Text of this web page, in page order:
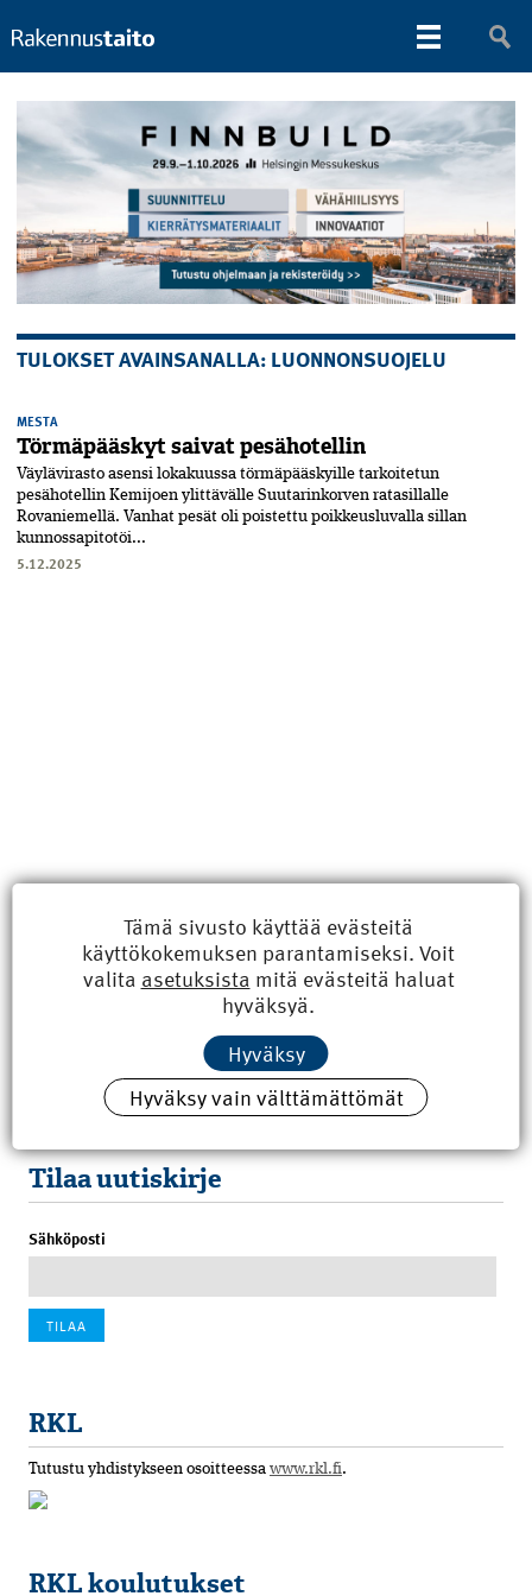
TULOKSET AVAINSANALLA: LUONNONSUOJELU
MESTA
Törmäpääskyt saivat pesähotellin
Väylävirasto asensi lokakuussa törmäpääskyille tarkoitetun
pesähotellin Kemijoen ylittävälle Suutarinkorven ratasillalle
Rovaniemellä. Vanhat pesät oli poistettu poikkeusluvalla sillan
kunnossapitotöi...
5.12.2025
Uusimmat
Kyberisku kiinteistötietoihin haittaisi energiarakentamista
100 vuotta sitten: Rajajoen uusi rautatiesilta
Tilaa uutiskirje
Sähköposti
RKL
Tutustu yhdistykseen osoitteessa www.rkl.fi.
RKL koulutukset
Tämä sivusto käyttää evästeitä
käyttökokemuksen parantamiseksi. Voit
valita asetuksista mitä evästeitä haluat
hyväksyä.
Hyväksy
Hyväksy vain välttämättömät